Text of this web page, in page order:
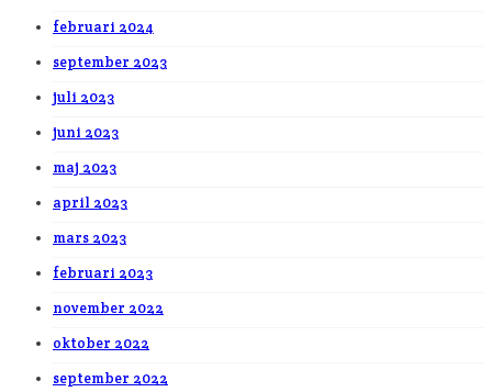
februari 2024
september 2023
juli 2023
juni 2023
maj 2023
april 2023
mars 2023
februari 2023
november 2022
oktober 2022
september 2022